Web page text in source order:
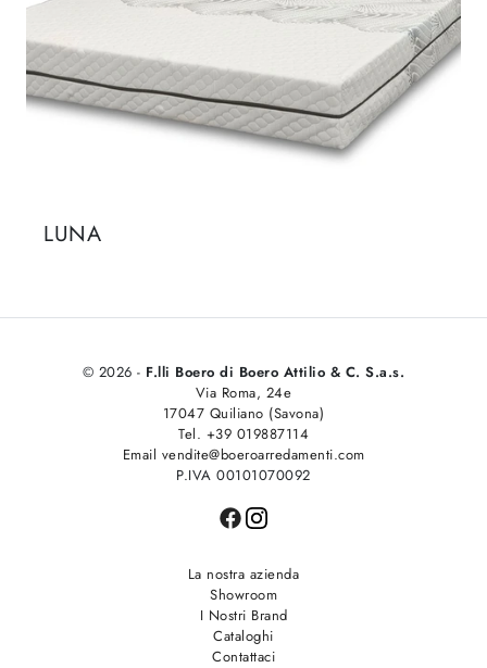
LUNA
© 2026 - F.lli Boero di Boero Attilio & C. S.a.s.
Via Roma, 24e
17047 Quiliano (Savona)
Tel. +39 019887114
Email vendite@boeroarredamenti.com
P.IVA 00101070092
La nostra azienda
Showroom
I Nostri Brand
Cataloghi
Contattaci